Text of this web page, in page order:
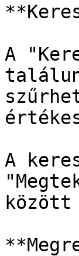
A
A